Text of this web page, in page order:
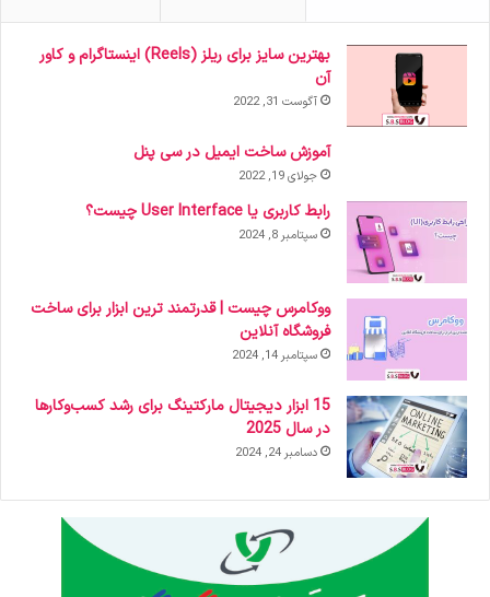
بهترین سایز برای ریلز (Reels) اینستاگرام و کاور
آن
آگوست 31, 2022
آموزش ساخت ایمیل در سی پنل
جولای 19, 2022
رابط کاربری یا User Interface چیست؟
سپتامبر 8, 2024
ووکامرس چیست | قدرتمند ترین ابزار برای ساخت
فروشگاه آنلاین
سپتامبر 14, 2024
15 ابزار دیجیتال مارکتینگ برای رشد کسب‌وکارها
در سال 2025
دسامبر 24, 2024